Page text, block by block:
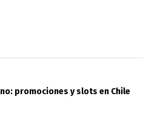
promociones y slots en Chile